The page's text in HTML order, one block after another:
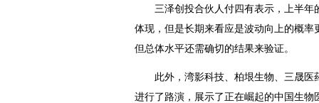
三泽创投合伙人付四有表示，上半年
体现，但是长期来看应是波动向上的概
但总体水平还需确切的结果来验证。
此外，湾影科技、柏垠生物、三晟医
进行了路演，展示了正在崛起的中国生物